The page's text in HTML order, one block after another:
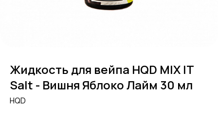
Жидкость для вейпа HQD MIX IT
Salt - Вишня Яблоко Лайм 30 мл
HQD